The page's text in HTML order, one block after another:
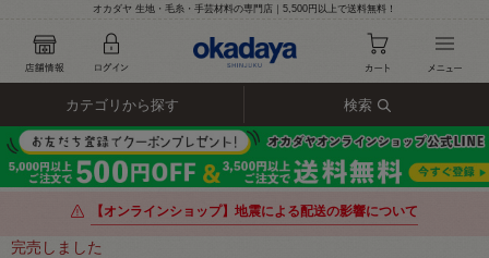
オカダヤ 生地・毛糸・手芸材料の専門店｜5,500円以上で送料無料！
カテゴリから探す 検索
【オンラインショップ】地震による配送の影響について
完売しました